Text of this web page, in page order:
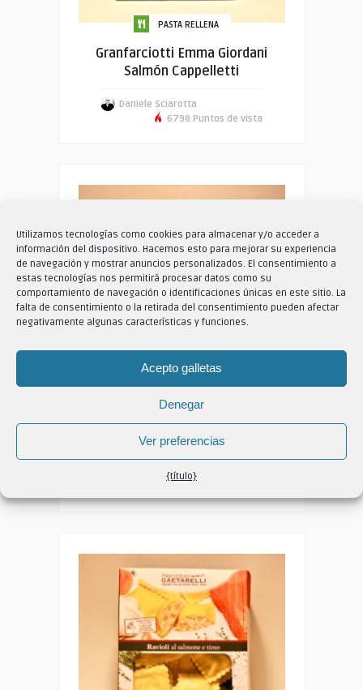
Utilizamos tecnologías como cookies para almacenar y/o acceder a
información del dispositivo. Hacemos esto para mejorar su experiencia
de navegación y mostrar anuncios personalizados. El consentimiento a
estas tecnologías nos permitirá procesar datos como su
comportamiento de navegación o identificaciones únicas en este sitio. La
falta de consentimiento o la retirada del consentimiento pueden afectar
negativamente algunas características y funciones.
Acepto galletas
Denegar
Ver preferencias
{título}
PASTA RELLENA
Granfarciotti Emma Giordani
Salmón Cappelletti
Daniele Sciarotta
6798 Puntos de vista
Girasoles con Pez Espada Deluxe
Lidl
Daniele Sciarotta